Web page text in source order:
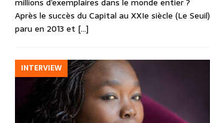
Après le succès du Capital au XXIe siècle (Le Seuil)
paru en 2013 et […]
INTERVIEW